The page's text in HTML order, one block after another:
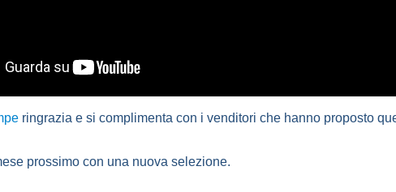
ringrazia e si complimenta con i venditori che hanno proposto
prossimo con una nuova selezione.